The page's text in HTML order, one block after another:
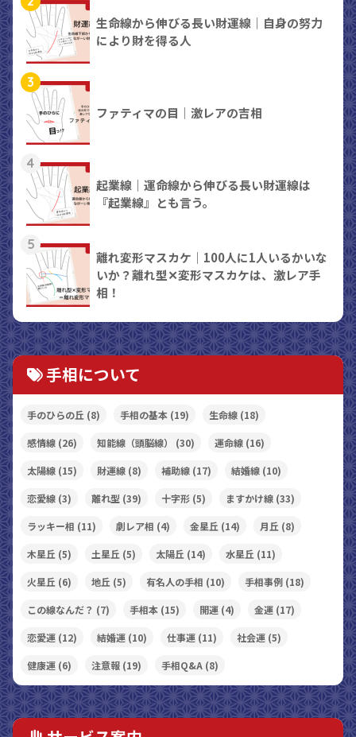
生命線から伸びる長い財運線｜自身の努力
により財を得る人
3
ファティマの目｜激レアの吉相
4
起業線｜運命線から伸びる長い財運線は
『起業線』とも言う。
5
離れ変形マスカケ｜100人に1人いるかいな
いか？離れ型✕変形マスカケは、激レア手
相！
手相について
手のひらの丘 (8) 手相の基本 (19) 生命線 (18)
感情線 (26) 知能線（頭脳線） (30) 運命線 (16)
太陽線 (15) 財運線 (8) 補助線 (17) 結婚線 (10)
恋愛線 (3) 離れ型 (39) 十字形 (5) ますかけ線 (33)
ラッキー相 (11) 劇レア相 (4) 金星丘 (14) 月丘 (8)
木星丘 (5) 土星丘 (5) 太陽丘 (14) 水星丘 (11)
火星丘 (6) 地丘 (5) 有名人の手相 (10) 手相事例 (18)
この線なんだ？ (7) 手相本 (15) 開運 (4) 金運 (17)
恋愛運 (12) 結婚運 (10) 仕事運 (11) 社会運 (5)
健康運 (6) 注意報 (19) 手相Q&A (8)